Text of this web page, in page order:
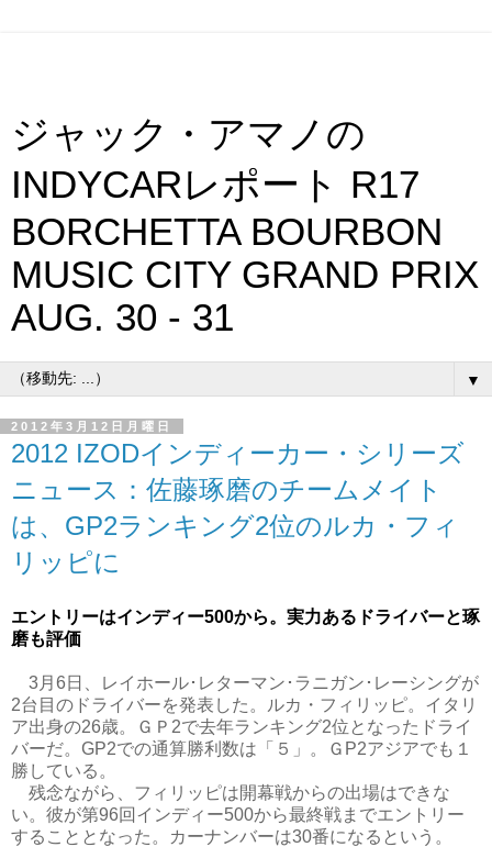
ジャック・アマノの
INDYCARレポート R17
BORCHETTA BOURBON
MUSIC CITY GRAND PRIX
AUG. 30 - 31
▼
2012年3月12日月曜日
2012 IZODインディーカー・シリーズ
ニュース：佐藤琢磨のチームメイト
は、GP2ランキング2位のルカ・フィ
リッピに
エントリーはインディー500から。実力あるドライバーと琢
磨も評価
3月6日、レイホール･レターマン･ラニガン･レーシングが
2台目のドライバーを発表した。ルカ・フィリッピ。イタリ
ア出身の26歳。ＧＰ2で去年ランキング2位となったドライ
バーだ。GP2での通算勝利数は「５」。ＧP2アジアでも１
勝している。
残念ながら、フィリッピは開幕戦からの出場はできな
い。彼が第96回インディー500から最終戦までエントリー
することとなった。カーナンバーは30番になるという。